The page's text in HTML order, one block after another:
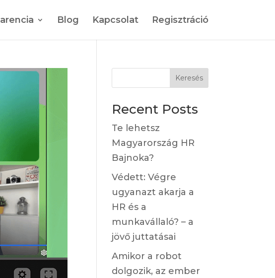
Blog Kapcsolat Regisztráció
Keresés
Recent Posts
Te lehetsz
Magyarország HR
Bajnoka?
Védett: Végre
ugyanazt akarja a
HR és a
munkavállaló? – a
jövő juttatásai
Amikor a robot
dolgozik, az ember